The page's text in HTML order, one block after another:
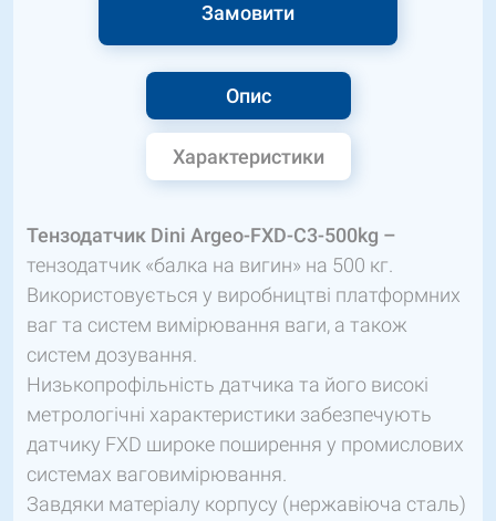
Опис
Характеристики
Замовити
Тензодатчик Dini Argeo-FXD-C3-500kg –
тензодатчик «балка на вигин» на 500 кг.
Використовується у виробництві платформних
ваг та систем вимірювання ваги, а також
систем дозування.
Низькопрофільність датчика та його високі
метрологічні характеристики забезпечують
датчику FXD широке поширення у промислових
системах ваговимірювання.
Завдяки матеріалу корпусу (нержавіюча сталь)